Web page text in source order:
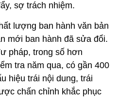
sợ trách nhiệm.
lượng ban hành văn bản
mới ban hành đã sửa đổi.
pháp, trong số hơn
tra năm qua, có gần 400
hiệu trái nội dung, trái
chấn chỉnh khắc phục